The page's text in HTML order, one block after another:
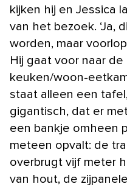
kijken hij en Jessica
van het bezoek. ‘Ja,
worden, maar
Hij gaat voor naar de
keuken/woon-
staat alleen een
gigantisch, dat er
een bankje omheen
meteen opvalt: de
overbrugt vijf meter
van hout, de